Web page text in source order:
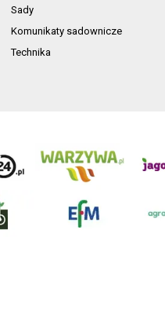
Sady
Komunikaty sadownicze
Technika